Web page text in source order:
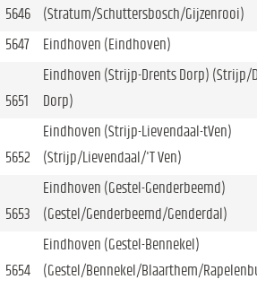
5646
(Stratum/Schuttersbosch/Gijzenrooi)
5647
Eindhoven (Eindhoven)
5651
Eindhoven (Strijp-Drents Dorp) (Strijp/
Dorp)
5652
Eindhoven (Strijp-Lievendaal-tVen)
(Strijp/Lievendaal/'T Ven)
5653
Eindhoven (Gestel-Genderbeemd)
(Gestel/Genderbeemd/Genderdal)
5654
Eindhoven (Gestel-Bennekel)
(Gestel/Bennekel/Blaarthem/